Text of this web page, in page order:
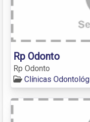
Rp Odonto
Rp Odonto
Clínicas